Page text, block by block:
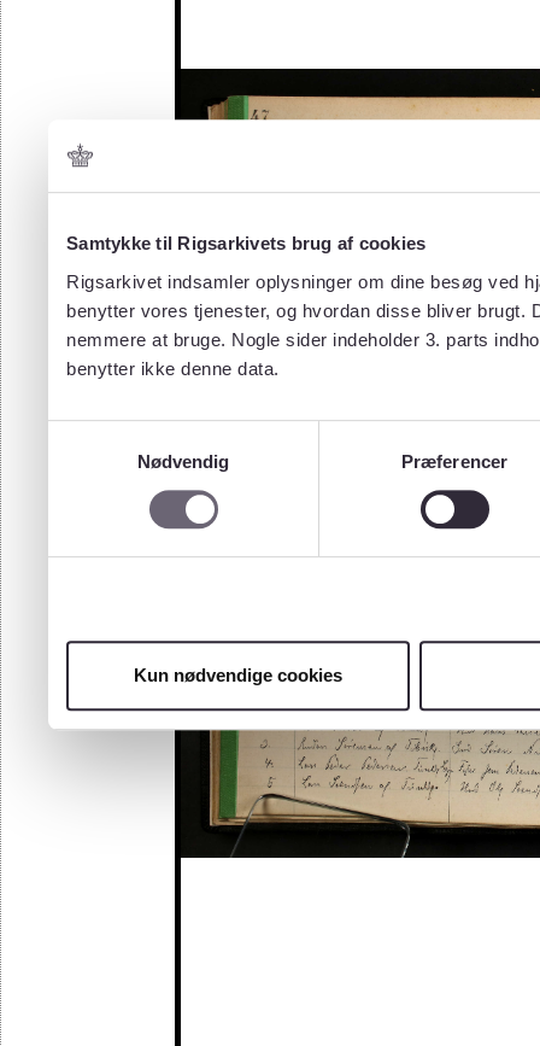
Samtykke til Rigsarkivets brug af cookies
Rigsarkivet indsamler oplysninger om dine besøg ved
benytter vores tjenester, og hvordan disse bliver
nemmere at bruge. Nogle sider indeholder 3. parts
benytter ikke denne data.
Nødvendig
Præferencer
Kun nødvendige cookies